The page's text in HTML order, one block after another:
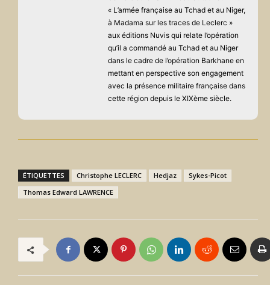
« L’armée française au Tchad et au Niger,
à Madama sur les traces de Leclerc »
aux éditions Nuvis qui relate l’opération
qu’il a commandé au Tchad et au Niger
dans le cadre de l’opération Barkhane en
mettant en perspective son engagement
avec la présence militaire française dans
cette région depuis le XIXème siècle.
ÉTIQUETTES Christophe LECLERC Hedjaz
Sykes-Picot
Thomas Edward LAWRENCE